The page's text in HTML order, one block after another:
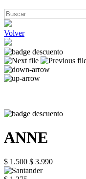
Volver
ANNE
$ 1.500 $ 3.990